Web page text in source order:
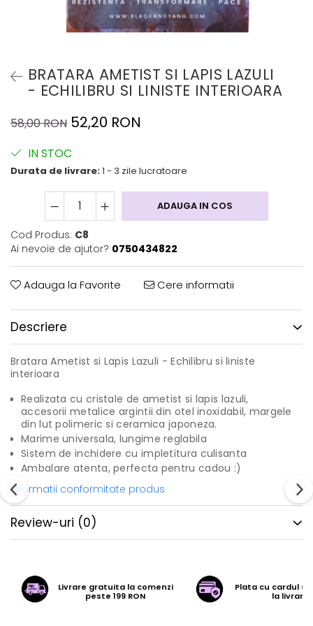
BRATARA AMETIST SI LAPIS LAZULI
- ECHILIBRU SI LINISTE INTERIOARA
58,00 RON 52,20 RON
IN STOC
Durata de livrare:1 - 3 zile lucratoare
ADAUGA IN COS
Cod Produs: C8
Ai nevoie de ajutor? 0750434822
Adauga la Favorite Cere informatii
Descriere
Bratara Ametist si Lapis Lazuli - Echilibru si liniste
interioara
Realizata cu cristale de ametist si lapis lazuli,
accesorii metalice argintii din otel inoxidabil, margele
din lut polimeric si ceramica japoneza.
Marime universala, lungime reglabila
Sistem de inchidere cu impletitura culisanta
Ambalare atenta, perfecta pentru cadou :)
Informatii conformitate produs
Review-uri (0)
Livrare gratuita la comenzi
peste 199 RON
Plata cu cardul
la livrare